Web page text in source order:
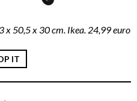
x 50,5 x 30 cm. Ikea. 24,99 euro
IT